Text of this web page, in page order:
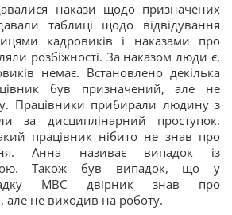
накази щодо призначених
таблиці щодо відвідування
кадровиків і наказами про
розбіжності. За наказом люди є,
немає. Встановлено декілька
був призначений, але не
Працівники прибирали людину з
за дисциплінарний проступок.
працівник нібито не знав про
Анна називає випадок із
Також був випадок, що у
МВС двірник знав про
але не виходив на роботу.